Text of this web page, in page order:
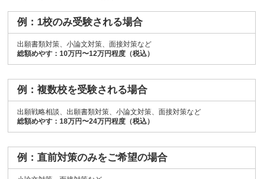
例：1校のみ受験される場合
出願書類対策、小論文対策、面接対策など
総額めやす：10万円〜12万円程度（税込）
例：複数校を受験される場合
出願戦略相談、出願書類対策、小論文対策、面接対策など
総額めやす：18万円〜24万円程度（税込）
例：直前対策のみをご希望の場合